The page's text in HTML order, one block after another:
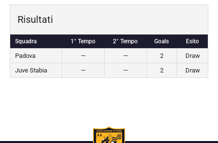
Risultati
Squadra 1° Tempo 2° Tempo Goals Esito
Padova — — 2
Draw
Juve Stabia
— — 2 Draw